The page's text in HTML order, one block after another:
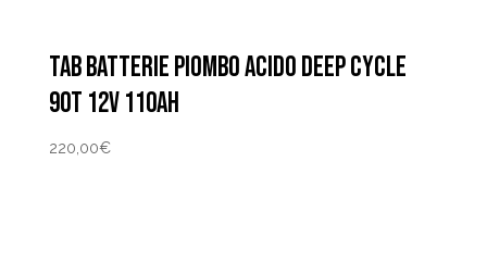
TAB BATTERIE PIOMBO ACIDO DEEP CYCLE
90T 12V 110AH
220,00€